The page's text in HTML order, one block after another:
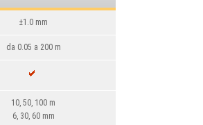
±1.0 mm
da 0.05 a 200 m
10, 50, 100 m
6, 30, 60 mm